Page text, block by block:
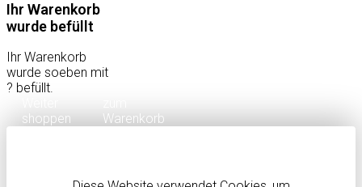
Ihr Warenkorb
wurde befüllt
Ihr Warenkorb
wurde soeben mit
? befüllt.
shoppen
Warenkorb